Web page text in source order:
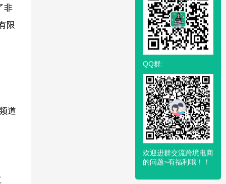
非
限
道
QQ群:
欢迎进群交流跨境电商
的问题~有福利哦！！